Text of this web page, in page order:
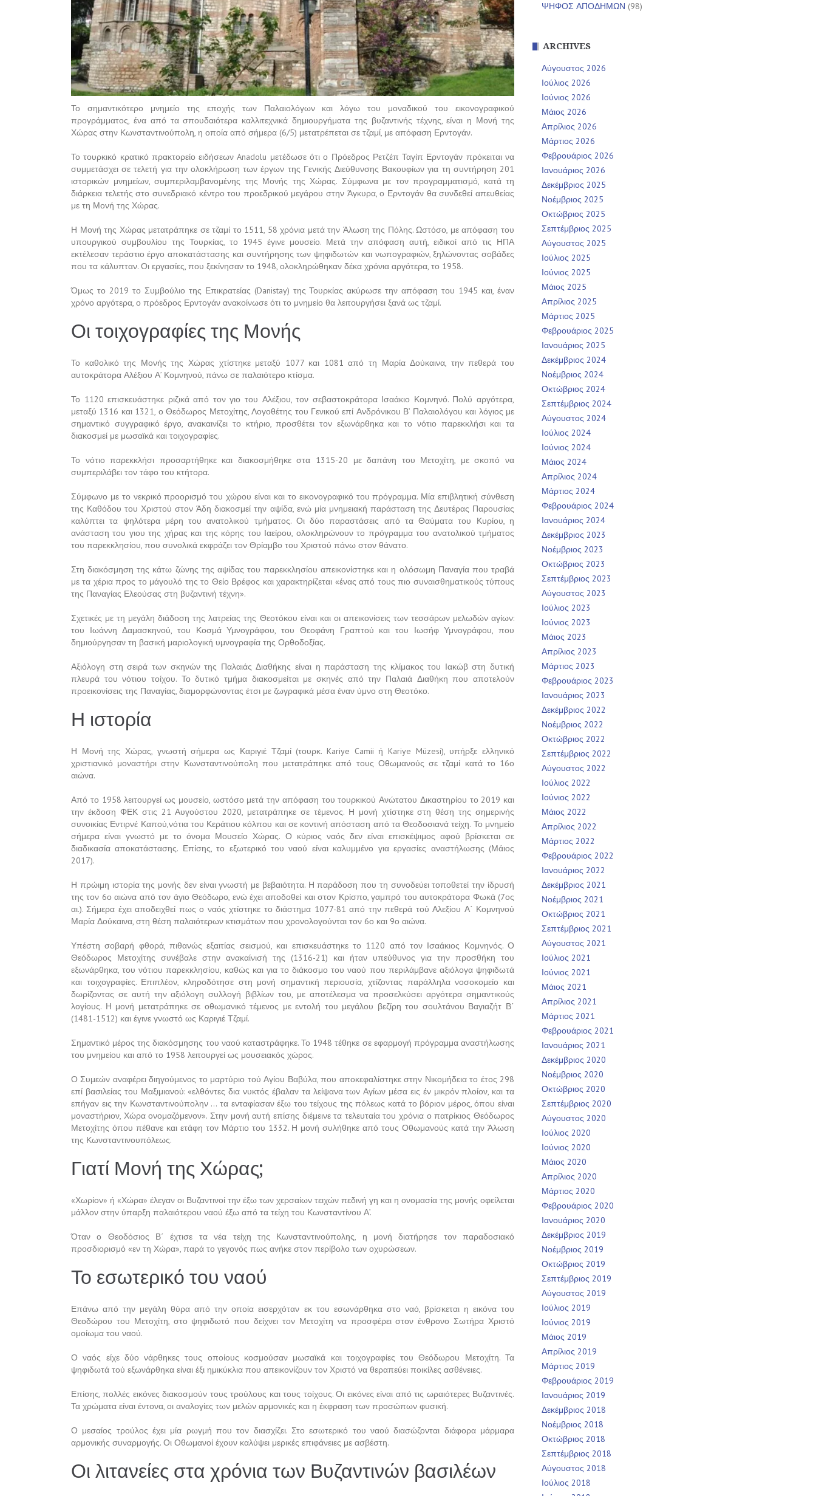
Το σημαντικότερο μνημείο της εποχής των Παλαιολόγων και λόγω του μοναδικού του εικονογραφικού
προγράμματος, ένα από τα σπουδαιότερα καλλιτεχνικά δημιουργήματα της βυζαντινής τέχνης, είναι η Μονή της
Χώρας στην Κωνσταντινούπολη, η οποία από σήμερα (6/5) μετατρέπεται σε τζαμί, με απόφαση Ερντογάν.
Το τουρκικό κρατικό πρακτορείο ειδήσεων Anadolu μετέδωσε ότι ο Πρόεδρος Ρετζέπ Ταγίπ Ερντογάν πρόκειται να
συμμετάσχει σε τελετή για την ολοκλήρωση των έργων της Γενικής Διεύθυνσης Βακουφίων για τη συντήρηση 201
ιστορικών μνημείων, συμπεριλαμβανομένης της Μονής της Χώρας. Σύμφωνα με τον προγραμματισμό, κατά τη
διάρκεια τελετής στο συνεδριακό κέντρο του προεδρικού μεγάρου στην Άγκυρα, ο Ερντογάν θα συνδεθεί απευθείας
με τη Μονή της Χώρας.
Η Μονή της Χώρας μετατράπηκε σε τζαμί το 1511, 58 χρόνια μετά την Άλωση της Πόλης. Ωστόσο, με απόφαση του
υπουργικού συμβουλίου της Τουρκίας, το 1945 έγινε μουσείο. Μετά την απόφαση αυτή, ειδικοί από τις ΗΠΑ
εκτέλεσαν τεράστιο έργο αποκατάστασης και συντήρησης των ψηφιδωτών και νωπογραφιών, ξηλώνοντας σοβάδες
που τα κάλυπταν. Οι εργασίες, που ξεκίνησαν το 1948, ολοκληρώθηκαν δέκα χρόνια αργότερα, το 1958.
Όμως το 2019 το Συμβούλιο της Επικρατείας (Danistay) της Τουρκίας ακύρωσε την απόφαση του 1945 και, έναν
χρόνο αργότερα, ο πρόεδρος Ερντογάν ανακοίνωσε ότι το μνημείο θα λειτουργήσει ξανά ως τζαμί.
Οι τοιχογραφίες της Μονής
Το καθολικό της Μονής της Χώρας χτίστηκε μεταξύ 1077 και 1081 από τη Μαρία Δούκαινα, την πεθερά του
αυτοκράτορα Αλέξιου Α’ Κομνηνού, πάνω σε παλαιότερο κτίσμα.
Το 1120 επισκευάστηκε ριζικά από τον γιο του Αλέξιου, τον σεβαστοκράτορα Ισαάκιο Κομνηνό. Πολύ αργότερα,
μεταξύ 1316 και 1321, ο Θεόδωρος Μετοχίτης, Λογοθέτης του Γενικού επί Ανδρόνικου Β’ Παλαιολόγου και λόγιος με
σημαντικό συγγραφικό έργο, ανακαινίζει το κτήριο, προσθέτει τον εξωνάρθηκα και το νότιο παρεκκλήσι και τα
διακοσμεί με μωσαϊκά και τοιχογραφίες.
Το νότιο παρεκκλήσι προσαρτήθηκε και διακοσμήθηκε στα 1315-20 με δαπάνη του Μετοχίτη, με σκοπό να
συμπεριλάβει τον τάφο του κτήτορα.
Σύμφωνο με το νεκρικό προορισμό του χώρου είναι και το εικονογραφικό του πρόγραμμα. Μία επιβλητική σύνθεση
της Καθόδου του Χριστού στον Άδη διακοσμεί την αψίδα, ενώ μία μνημειακή παράσταση της Δευτέρας Παρουσίας
καλύπτει τα ψηλότερα μέρη του ανατολικού τμήματος. Οι δύο παραστάσεις από τα Θαύματα του Κυρίου, η
ανάσταση του γιου της χήρας και της κόρης του Ιαείρου, ολοκληρώνουν το πρόγραμμα του ανατολικού τμήματος
του παρεκκλησίου, που συνολικά εκφράζει τον Θρίαμβο του Χριστού πάνω στον θάνατο.
Στη διακόσμηση της κάτω ζώνης της αψίδας του παρεκκλησίου απεικονίστηκε και η ολόσωμη Παναγία που τραβά
με τα χέρια προς το μάγουλό της το Θείο Βρέφος και χαρακτηρίζεται «ένας από τους πιο συναισθηματικούς τύπους
της Παναγίας Ελεούσας στη βυζαντινή τέχνη».
Σχετικές με τη μεγάλη διάδοση της λατρείας της Θεοτόκου είναι και οι απεικονίσεις των τεσσάρων μελωδών αγίων:
του Ιωάννη Δαμασκηνού, του Κοσμά Υμνογράφου, του Θεοφάνη Γραπτού και του Ιωσήφ Υμνογράφου, που
δημιούργησαν τη βασική μαριολογική υμνογραφία της Ορθοδοξίας.
Αξιόλογη στη σειρά των σκηνών της Παλαιάς Διαθήκης είναι η παράσταση της κλίμακος του Ιακώβ στη δυτική
πλευρά του νότιου τοίχου. Το δυτικό τμήμα διακοσμείται με σκηνές από την Παλαιά Διαθήκη που αποτελούν
προεικονίσεις της Παναγίας, διαμορφώνοντας έτσι με ζωγραφικά μέσα έναν ύμνο στη Θεοτόκο.
Η ιστορία
Η Μονή της Χώρας, γνωστή σήμερα ως Καριγιέ Τζαμί (τουρκ. Kariye Camii ή Kariye Müzesi), υπήρξε ελληνικό
χριστιανικό μοναστήρι στην Κωνσταντινούπολη που μετατράπηκε από τους Οθωμανούς σε τζαμί κατά το 16ο
αιώνα.
Από το 1958 λειτουργεί ως μουσείο, ωστόσο μετά την απόφαση του τουρκικού Ανώτατου Δικαστηρίου το 2019 και
την έκδοση ΦΕΚ στις 21 Αυγούστου 2020, μετατράπηκε σε τέμενος. Η μονή χτίστηκε στη θέση της σημερινής
συνοικίας Εντιρνέ Καπού,νότια του Κεράτιου κόλπου και σε κοντινή απόσταση από τα Θεοδοσιανά τείχη. Το μνημείο
σήμερα είναι γνωστό με το όνομα Μουσείο Χώρας. Ο κύριος ναός δεν είναι επισκέψιμος αφού βρίσκεται σε
διαδικασία αποκατάστασης. Επίσης, το εξωτερικό του ναού είναι καλυμμένο για εργασίες αναστήλωσης (Μάιος
2017).
Η πρώιμη ιστορία της μονής δεν είναι γνωστή με βεβαιότητα. Η παράδοση που τη συνοδεύει τοποθετεί την ίδρυσή
της τον 6ο αιώνα από τον άγιο Θεόδωρο, ενώ έχει αποδοθεί και στον Κρίσπο, γαμπρό του αυτοκράτορα Φωκά (7ος
αι.). Σήμερα έχει αποδειχθεί πως ο ναός χτίστηκε το διάστημα 1077-81 από την πεθερά τού Αλεξίου Α΄ Κομνηνού
Μαρία Δούκαινα, στη θέση παλαιότερων κτισμάτων που χρονολογούνται τον 6ο και 9ο αιώνα.
Υπέστη σοβαρή φθορά, πιθανώς εξαιτίας σεισμού, και επισκευάστηκε το 1120 από τον Ισαάκιος Κομνηνός. Ο
Θεόδωρος Μετοχίτης συνέβαλε στην ανακαίνισή της (1316-21) και ήταν υπεύθυνος για την προσθήκη του
εξωνάρθηκα, του νότιου παρεκκλησίου, καθώς και για το διάκοσμο του ναού που περιλάμβανε αξιόλογα ψηφιδωτά
και τοιχογραφίες. Επιπλέον, κληροδότησε στη μονή σημαντική περιουσία, χτίζοντας παράλληλα νοσοκομείο και
δωρίζοντας σε αυτή την αξιόλογη συλλογή βιβλίων του, με αποτέλεσμα να προσελκύσει αργότερα σημαντικούς
λογίους. Η μονή μετατράπηκε σε οθωμανικό τέμενος με εντολή του μεγάλου βεζίρη του σουλτάνου Βαγιαζήτ Β΄
(1481-1512) και έγινε γνωστό ως Καριγιέ Τζαμί.
Σημαντικό μέρος της διακόσμησης του ναού καταστράφηκε. Το 1948 τέθηκε σε εφαρμογή πρόγραμμα αναστήλωσης
του μνημείου και από το 1958 λειτουργεί ως μουσειακός χώρος.
Ο Συμεών αναφέρει διηγούμενος το μαρτύριο τού Αγίου Βαβύλα, που αποκεφαλίστηκε στην Νικομήδεια το έτος 298
επί βασιλείας του Μαξιμιανού: «ελθόντες δια νυκτός έβαλαν τα λείψανα των Αγίων μέσα εις έν μικρόν πλοίον, και τα
επήγαν εις την Κωνσταντινούπολην … τα ενταφίασαν έξω του τείχους της πόλεως κατά το βόριον μέρος, όπου είναι
μοναστήριον, Χώρα ονομαζόμενον». Στην μονή αυτή επίσης διέμεινε τα τελευταία του χρόνια ο πατρίκιος Θεόδωρος
Μετοχίτης όπου πέθανε και ετάφη τον Μάρτιο του 1332. Η μονή συλήθηκε από τους Οθωμανούς κατά την Άλωση
της Κωνσταντινουπόλεως.
Γιατί Μονή της Χώρας;
«Χωρίον» ή «Χώρα» έλεγαν οι Βυζαντινοί την έξω των χερσαίων τειχών πεδινή γη και η ονομασία της μονής οφείλεται
μάλλον στην ύπαρξη παλαιότερου ναού έξω από τα τείχη του Κωνσταντίνου Α’.
Όταν ο Θεοδόσιος Β΄ έχτισε τα νέα τείχη της Κωνσταντινούπολης, η μονή διατήρησε τον παραδοσιακό
προσδιορισμό «εν τη Χώρα», παρά το γεγονός πως ανήκε στον περίβολο των οχυρώσεων.
Το εσωτερικό του ναού
Επάνω από την μεγάλη θύρα από την οποία εισερχόταν εκ του εσωνάρθηκα στο ναό, βρίσκεται η εικόνα του
Θεοδώρου του Μετοχίτη, στο ψηφιδωτό που δείχνει τον Μετοχίτη να προσφέρει στον ένθρονο Σωτήρα Χριστό
ομοίωμα του ναού.
Ο ναός είχε δύο νάρθηκες τους οποίους κοσμούσαν μωσαϊκά και τοιχογραφίες του Θεόδωρου Μετοχίτη. Τα
ψηφιδωτά τού εξωνάρθηκα είναι έξι ημικύκλια που απεικονίζουν τον Χριστό να θεραπεύει ποικίλες ασθένειες.
Επίσης, πολλές εικόνες διακοσμούν τους τρούλους και τους τοίχους. Οι εικόνες είναι από τις ωραιότερες Βυζαντινές.
Τα χρώματα είναι έντονα, οι αναλογίες των μελών αρμονικές και η έκφραση των προσώπων φυσική.
Ο μεσαίος τρούλος έχει μία ρωγμή που τον διασχίζει. Στο εσωτερικό του ναού διασώζονται διάφορα μάρμαρα
αρμονικής συναρμογής. Οι Οθωμανοί έχουν καλύψει μερικές επιφάνειες με ασβέστη.
Οι λιτανείες στα χρόνια των Βυζαντινών βασιλέων
ΨΗΦΟΣ ΑΠΟΔΗΜΩΝ (98)
ARCHIVES
Αύγουστος 2026
Ιούλιος 2026
Ιούνιος 2026
Μάιος 2026
Απρίλιος 2026
Μάρτιος 2026
Φεβρουάριος 2026
Ιανουάριος 2026
Δεκέμβριος 2025
Νοέμβριος 2025
Οκτώβριος 2025
Σεπτέμβριος 2025
Αύγουστος 2025
Ιούλιος 2025
Ιούνιος 2025
Μάιος 2025
Απρίλιος 2025
Μάρτιος 2025
Φεβρουάριος 2025
Ιανουάριος 2025
Δεκέμβριος 2024
Νοέμβριος 2024
Οκτώβριος 2024
Σεπτέμβριος 2024
Αύγουστος 2024
Ιούλιος 2024
Ιούνιος 2024
Μάιος 2024
Απρίλιος 2024
Μάρτιος 2024
Φεβρουάριος 2024
Ιανουάριος 2024
Δεκέμβριος 2023
Νοέμβριος 2023
Οκτώβριος 2023
Σεπτέμβριος 2023
Αύγουστος 2023
Ιούλιος 2023
Ιούνιος 2023
Μάιος 2023
Απρίλιος 2023
Μάρτιος 2023
Φεβρουάριος 2023
Ιανουάριος 2023
Δεκέμβριος 2022
Νοέμβριος 2022
Οκτώβριος 2022
Σεπτέμβριος 2022
Αύγουστος 2022
Ιούλιος 2022
Ιούνιος 2022
Μάιος 2022
Απρίλιος 2022
Μάρτιος 2022
Φεβρουάριος 2022
Ιανουάριος 2022
Δεκέμβριος 2021
Νοέμβριος 2021
Οκτώβριος 2021
Σεπτέμβριος 2021
Αύγουστος 2021
Ιούλιος 2021
Ιούνιος 2021
Μάιος 2021
Απρίλιος 2021
Μάρτιος 2021
Φεβρουάριος 2021
Ιανουάριος 2021
Δεκέμβριος 2020
Νοέμβριος 2020
Οκτώβριος 2020
Σεπτέμβριος 2020
Αύγουστος 2020
Ιούλιος 2020
Ιούνιος 2020
Μάιος 2020
Απρίλιος 2020
Μάρτιος 2020
Φεβρουάριος 2020
Ιανουάριος 2020
Δεκέμβριος 2019
Νοέμβριος 2019
Οκτώβριος 2019
Σεπτέμβριος 2019
Αύγουστος 2019
Ιούλιος 2019
Ιούνιος 2019
Μάιος 2019
Απρίλιος 2019
Μάρτιος 2019
Φεβρουάριος 2019
Ιανουάριος 2019
Δεκέμβριος 2018
Νοέμβριος 2018
Οκτώβριος 2018
Σεπτέμβριος 2018
Αύγουστος 2018
Ιούλιος 2018